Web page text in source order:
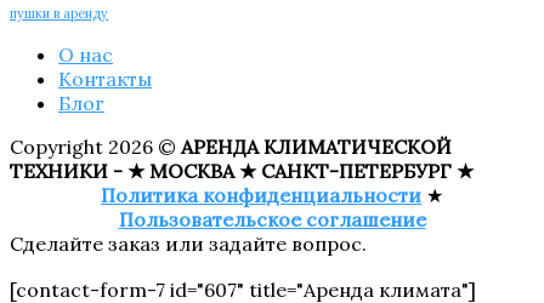
пушки в аренду
О нас
Контакты
Блог
Copyright 2026 © АРЕНДА КЛИМАТИЧЕСКОЙ
ТЕХНИКИ - ★ МОСКВА ★ САНКТ-ПЕТЕРБУРГ ★
Политика конфиденциальности ★
Пользовательское соглашение
Сделайте заказ или задайте вопрос.
[contact-form-7 id="607" title="Аренда климата"]